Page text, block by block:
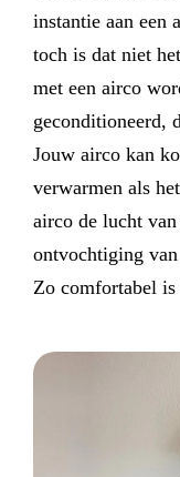
instantie aan een
toch is dat niet
met een airco
geconditioneerd,
Jouw airco kan
verwarmen als
airco de lucht
ontvochtiging
Zo comfortabel is